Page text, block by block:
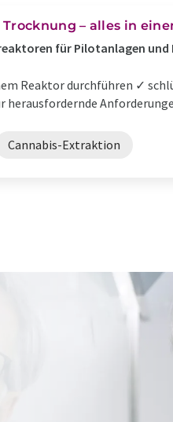
– alles in
für Pilotanlagen und
Reaktor durchführen ✓
herausfordernde
Cannabis-Extraktion